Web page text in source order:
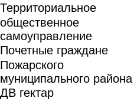
Территориальное
общественное
самоуправление
Почетные граждане
Пожарского
муниципального района
ДВ гектар